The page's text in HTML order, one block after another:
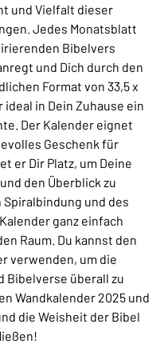
und Vielfalt dieser
Jedes Monatsblatt
Bibelvers
und Dich durch den
Format von 33,5 x
in Dein Zuhause ein
Der Kalender eignet
Geschenk für
er Dir Platz, um Deine
den Überblick zu
und des
ganz einfach
Raum. Du kannst den
verwenden, um die
Bibelverse überall zu
Wandkalender 2025 und
die Weisheit der Bibel